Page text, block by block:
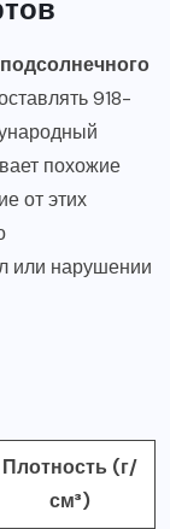
918-
похожие
от этих
или нарушении
Плотность (г/
см³)